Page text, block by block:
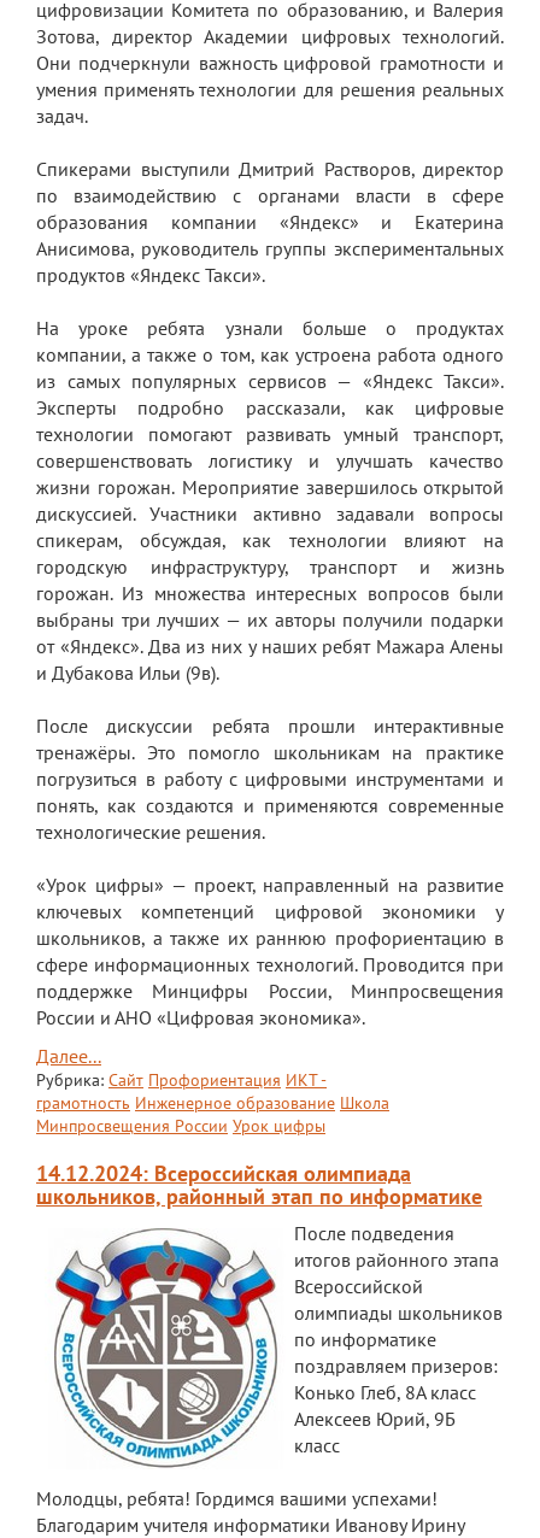
цифровизации Комитета по образованию, и Валерия
Зотова, директор Академии цифровых технологий.
Они подчеркнули важность цифровой грамотности и
умения применять технологии для решения реальных
задач.
Спикерами выступили Дмитрий Растворов, директор
по взаимодействию с органами власти в сфере
образования компании «Яндекс» и Екатерина
Анисимова, руководитель группы экспериментальных
продуктов «Яндекс Такси».
На уроке ребята узнали больше о продуктах
компании, а также о том, как устроена работа одного
из самых популярных сервисов — «Яндекс Такси».
Эксперты подробно рассказали, как цифровые
технологии помогают развивать умный транспорт,
совершенствовать логистику и улучшать качество
жизни горожан. Мероприятие завершилось открытой
дискуссией. Участники активно задавали вопросы
спикерам, обсуждая, как технологии влияют на
городскую инфраструктуру, транспорт и жизнь
горожан. Из множества интересных вопросов были
выбраны три лучших — их авторы получили подарки
от «Яндекс». Два из них у наших ребят Мажара Алены
и Дубакова Ильи (9в).
После дискуссии ребята прошли интерактивные
тренажёры. Это помогло школьникам на практике
погрузиться в работу с цифровыми инструментами и
понять, как создаются и применяются современные
технологические решения.
«Урок цифры» — проект, направленный на развитие
ключевых компетенций цифровой экономики у
школьников, а также их раннюю профориентацию в
сфере информационных технологий. Проводится при
поддержке Минцифры России, Минпросвещения
России и АНО «Цифровая экономика».
Далее...
Рубрика: Сайт Профориентация ИКТ -
грамотность Инженерное образование Школа
Минпросвещения России Урок цифры
14.12.2024: Всероссийская олимпиада
школьников, районный этап по информатике
После подведения
итогов районного этапа
Всероссийской
олимпиады школьников
по информатике
поздравляем призеров:
Конько Глеб, 8А класс
Алексеев Юрий, 9Б
класс
Молодцы, ребята! Гордимся вашими успехами!
Благодарим учителя информатики Иванову Ирину